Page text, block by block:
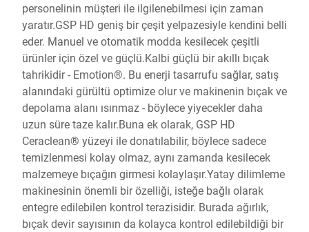
personelinin müşteri ile ilgilenebilmesi için zaman
yaratır.GSP HD geniş bir çeşit yelpazesiyle kendini belli
eder. Manuel ve otomatik modda kesilecek çeşitli
ürünler için özel ve güçlü.Kalbi güçlü bir akıllı bıçak
tahrikidir - Emotion®. Bu enerji tasarrufu sağlar, satış
alanındaki gürültü optimize olur ve makinenin bıçak ve
depolama alanı ısınmaz - böylece yiyecekler daha
uzun süre taze kalır.Buna ek olarak, GSP HD
Ceraclean® yüzeyi ile donatılabilir, böylece sadece
temizlenmesi kolay olmaz, aynı zamanda kesilecek
malzemeye bıçağın girmesi kolaylaşır.Yatay dilimleme
makinesinin önemli bir özelliği, isteğe bağlı olarak
entegre edilebilen kontrol terazisidir. Burada ağırlık,
bıçak devir sayısının da kolayca kontrol edilebildiği bir